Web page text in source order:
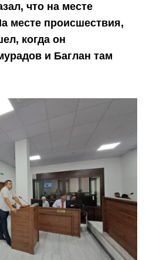
что на месте
месте происшествия,
когда он
и Баглан там